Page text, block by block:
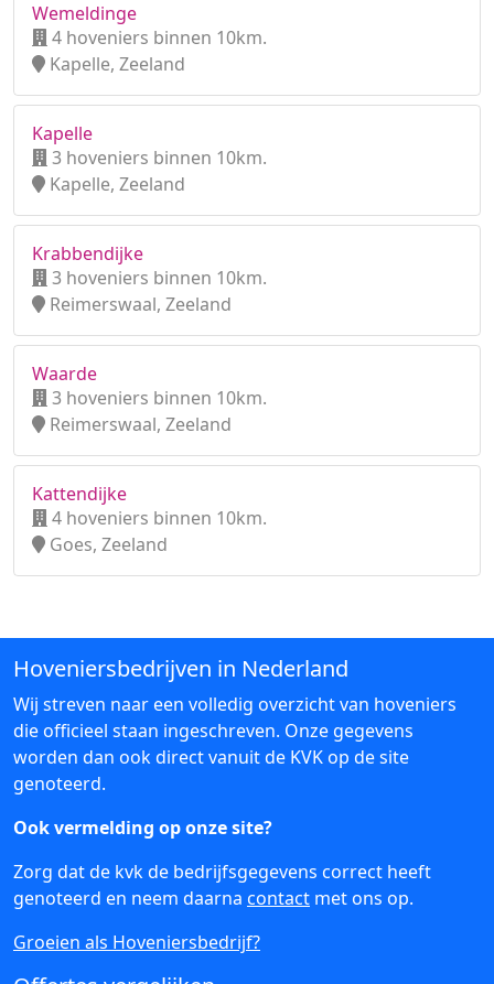
Wemeldinge
4 hoveniers binnen 10km.
Kapelle, Zeeland
Kapelle
3 hoveniers binnen 10km.
Kapelle, Zeeland
Krabbendijke
3 hoveniers binnen 10km.
Reimerswaal, Zeeland
Waarde
3 hoveniers binnen 10km.
Reimerswaal, Zeeland
Kattendijke
4 hoveniers binnen 10km.
Goes, Zeeland
Hoveniersbedrijven in Nederland
Wij streven naar een volledig overzicht van hoveniers
die officieel staan ingeschreven. Onze gegevens
worden dan ook direct vanuit de KVK op de site
genoteerd.
Ook vermelding op onze site?
Zorg dat de kvk de bedrijfsgegevens correct heeft
genoteerd en neem daarna contact met ons op.
Groeien als Hoveniersbedrijf?